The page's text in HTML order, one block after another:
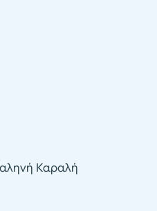
Καραλή